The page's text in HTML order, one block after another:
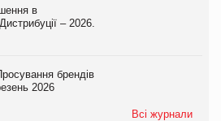
в
– 2026.
брендів
2026
Всі журнали